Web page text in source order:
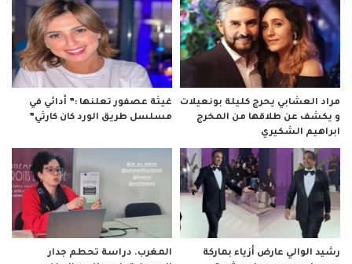
مراد العشابي يحرج كليلة بونعيلات
و يكشف عن طلاقها من المخرج
ابراهيم الشكيري
غيثة عصفور تعلنها :” أدائي في
مسلسل طريق الورد كان كارثي”
رشيد الوالي عارض أزياء بماركة
المغرب. دراسة تحطم جدار